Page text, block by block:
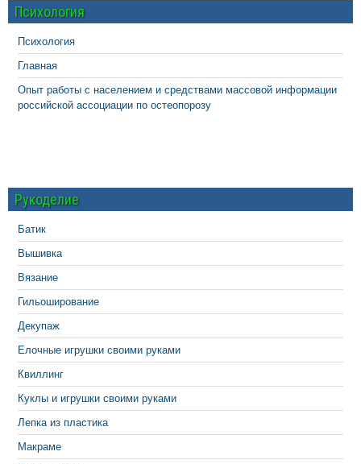
Психология
Психология
Главная
Опыт работы с населением и средствами массовой информации
российской ассоциации по остеопорозу
Рукоделие
Батик
Вышивка
Вязание
Гильоширование
Декупаж
Елочные игрушки своими руками
Квиллинг
Куклы и игрушки своими руками
Лепка из пластика
Макраме